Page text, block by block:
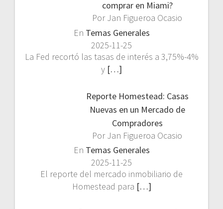
comprar en Miami?
Por Jan Figueroa Ocasio
En Temas Generales
2025-11-25
La Fed recortó las tasas de interés a 3,75%-4%
y […]
Reporte Homestead: Casas
Nuevas en un Mercado de
Compradores
Por Jan Figueroa Ocasio
En Temas Generales
2025-11-25
El reporte del mercado inmobiliario de
Homestead para […]